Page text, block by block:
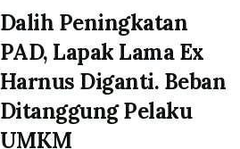
Dalih Peningkatan
PAD, Lapak Lama Ex
Harnus Diganti. Beban
Ditanggung Pelaku
UMKM